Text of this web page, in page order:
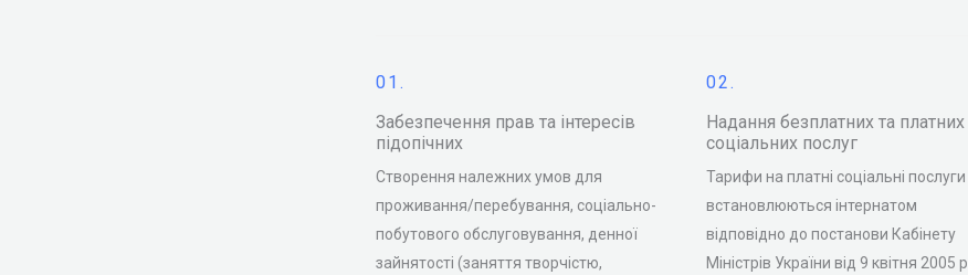
01.
Забезпечення прав та інтересів
підопічних
Створення належних умов для
проживання/перебування, соціально-
побутового обслуговування, денної
зайнятості (заняття творчістю,
02.
Надання безплатних та платних
соціальних послуг
Тарифи на платні соціальні послуги
встановлюються інтернатом
відповідно до постанови Кабінету
Міністрів України від 9 квітня 2005 р.